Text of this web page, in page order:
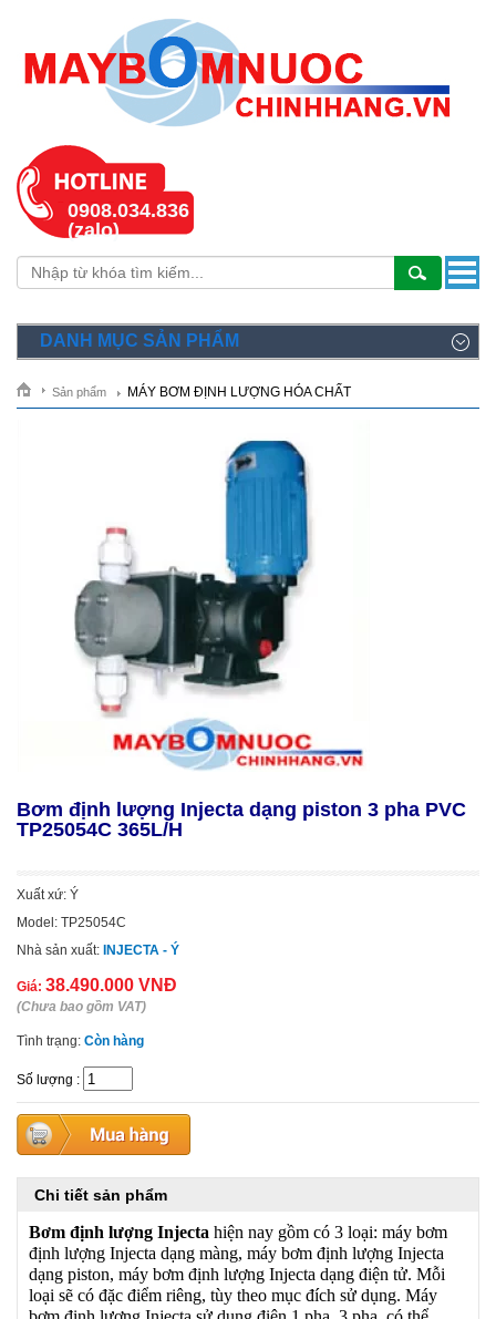
0908.034.836
(zalo)
DANH MỤC SẢN PHẨM
Sản phẩm MÁY BƠM ĐỊNH LƯỢNG HÓA CHẤT
Bơm định lượng Injecta dạng piston 3 pha PVC
TP25054C 365L/H
Xuất xứ: Ý
Model: TP25054C
Nhà sản xuất: INJECTA - Ý
Giá: 38.490.000 VNĐ
(Chưa bao gồm VAT)
Tình trạng: Còn hàng
Số lượng :
Chi tiết sản phẩm
Bơm định lượng Injecta hiện nay gồm có 3 loại: máy bơm
định lượng Injecta dạng màng, máy bơm định lượng Injecta
dạng piston, máy bơm định lượng Injecta dạng điện tử. Mỗi
loại sẽ có đặc điểm riêng, tùy theo mục đích sử dụng. Máy